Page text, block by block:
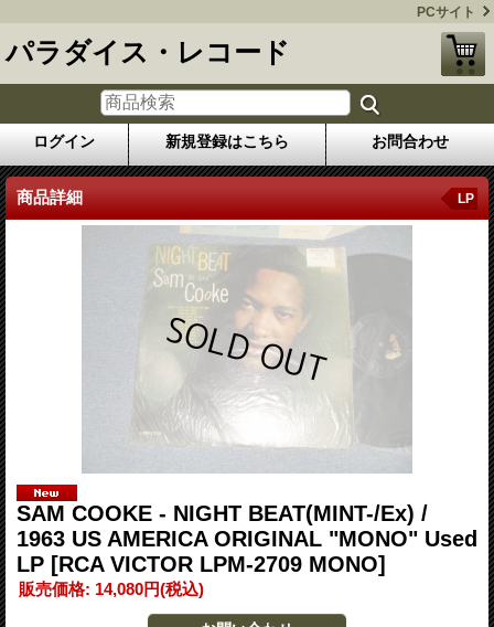
PCサイト
パラダイス・レコード
ログイン 新規登録はこちら お問合わせ
商品詳細 LP
SAM COOKE - NIGHT BEAT(MINT-/Ex) /
1963 US AMERICA ORIGINAL "MONO" Used
LP [RCA VICTOR LPM-2709 MONO]
販売価格: 14,080円(税込)